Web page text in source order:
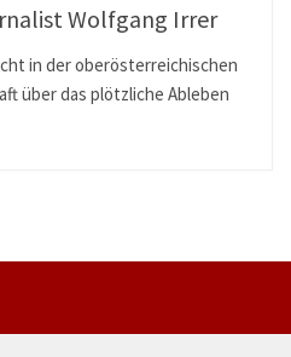
Wolfgang Irrer
in der oberösterreichischen
über das plötzliche Ableben